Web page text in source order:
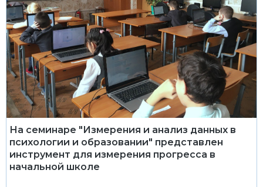
На семинаре "Измерения и анализ данных в
психологии и образовании" представлен
инструмент для измерения прогресса в
начальной школе